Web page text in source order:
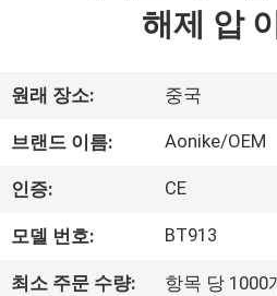
우
리
에
해제 압
원래 장소: 중국
브랜드 이름: Aonike/OEM
인증: CE
모델 번호: BT913
최소 주문 수량: 항목 당 1000